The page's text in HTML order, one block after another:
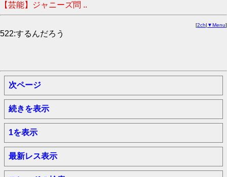
【芸能】ジャニーズ問 ..
[2ch| ▼Menu]
522:するんだろう
次ページ
続きを表示
1を表示
最新レス表示